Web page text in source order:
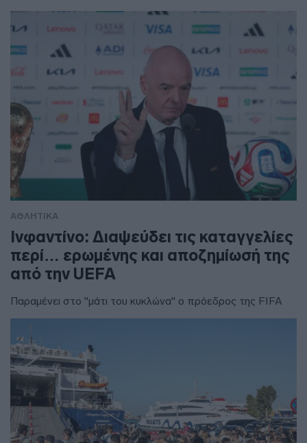
ΑΘΛΗΤΙΚΑ
Ινφαντίνο: Διαψεύδει τις καταγγελίες
περί… ερωμένης και αποζημίωσή της
από την UEFA
Παραμένει στο "μάτι του κυκλώνα" ο πρόεδρος της FIFA